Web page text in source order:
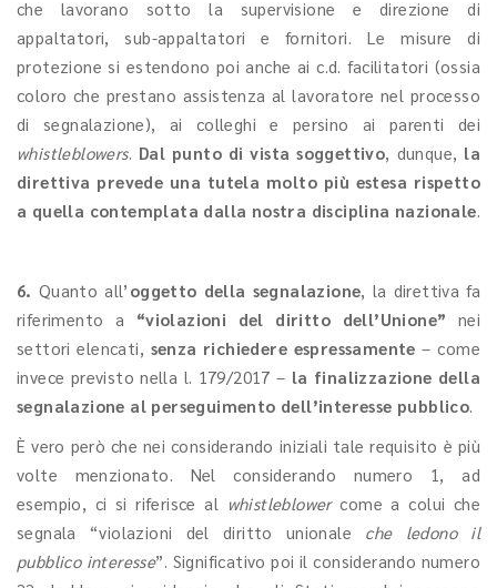
che lavorano sotto la supervisione e direzione di
appaltatori, sub-appaltatori e fornitori. Le misure di
protezione si estendono poi anche ai c.d. facilitatori (ossia
coloro che prestano assistenza al lavoratore nel processo
di segnalazione), ai colleghi e persino ai parenti dei
whistleblowers. Dal punto di vista soggettivo, dunque, la
direttiva prevede una tutela molto più estesa rispetto
a quella contemplata dalla nostra disciplina nazionale.
6. Quanto all’ oggetto della segnalazione, la direttiva fa
riferimento a “violazioni del diritto dell’Unione” nei
settori elencati, senza richiedere espressamente – come
invece previsto nella l. 179/2017 – la finalizzazione della
segnalazione al perseguimento dell’interesse pubblico.
È vero però che nei considerando iniziali tale requisito è più
volte menzionato. Nel considerando numero 1, ad
esempio, ci si riferisce al whistleblowercome a colui che
segnala “violazioni del diritto unionale che ledono il
pubblico interesse”. Significativo poi il considerando numero